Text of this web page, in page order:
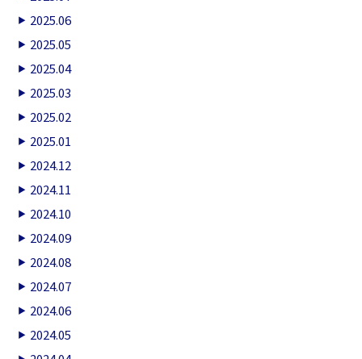
2025.06
2025.05
2025.04
2025.03
2025.02
2025.01
2024.12
2024.11
2024.10
2024.09
2024.08
2024.07
2024.06
2024.05